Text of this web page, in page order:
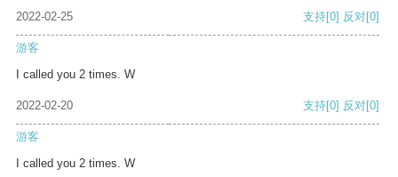
2022-02-25 支持[0] 反对[0]
游客
I called you 2 times. W
2022-02-20 支持[0] 反对[0]
游客
I called you 2 times. W